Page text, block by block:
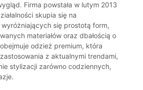
Firma powstała w lutym 2013
skupia się na
się prostotą form,
materiałów oraz dbałością o
odzież premium, która
z aktualnymi trendami,
stylizacji zarówno codziennych,